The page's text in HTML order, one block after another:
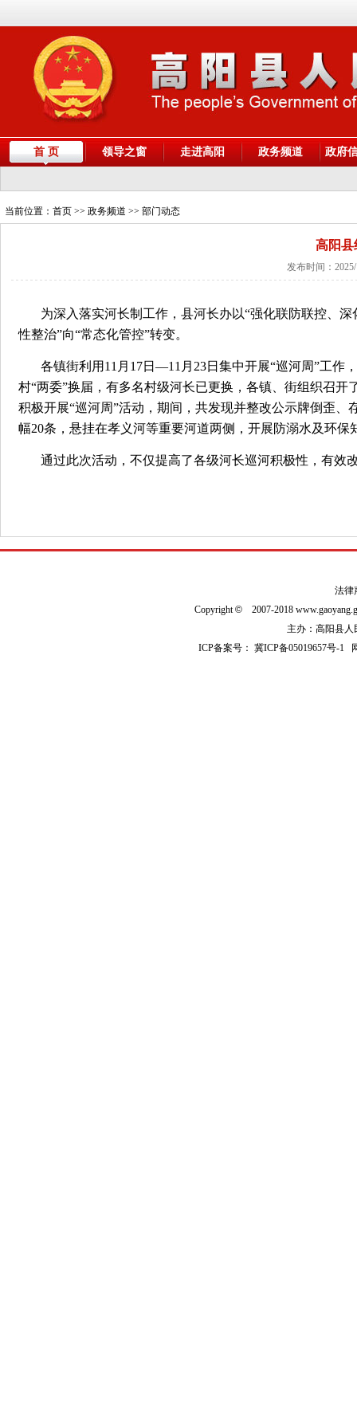
首 页 领导之窗 走进高阳 政务频道 政府
当前位置： 首页 >> 政务频道 >> 部门动态
高阳县
发布时间：
为深入落实河长制工作，县河长办以“强化联防联控、
性整治”向“常态化管控”转变。
各镇街利用11月17日—11月23日集中开展“巡河周”工作
村“两委”换届，有多名村级河长已更换，各镇、街组织召
积极开展“巡河周”活动，期间，共发现并整改公示牌倒歪
幅20条，悬挂在孝义河等重要河道两侧，开展防溺水及环
通过此次活动，不仅提高了各级河长巡河积极性，有效
法律
Copyright© 2007-2018
主办：高阳县人
ICP备案号：冀ICP备05019657号-1